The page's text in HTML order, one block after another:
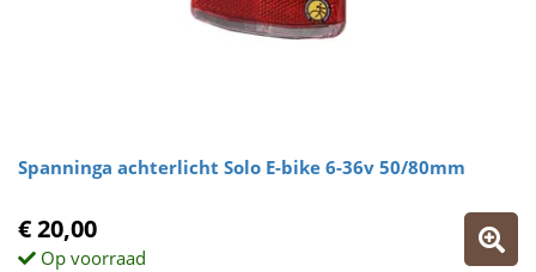
Spanninga achterlicht Solo E-bike 6-36v 50/80mm
€ 20,00
Op voorraad